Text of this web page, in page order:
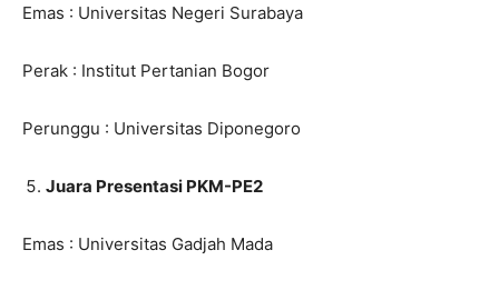
Emas : Universitas Negeri Surabaya
Perak : Institut Pertanian Bogor
Perunggu : Universitas Diponegoro
Juara Presentasi PKM-PE2
Emas : Universitas Gadjah Mada